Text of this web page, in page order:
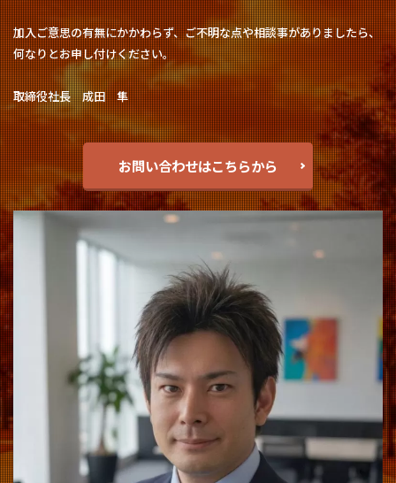
加入ご意思の有無にかかわらず、ご不明な点や相談事がありましたら、
何なりとお申し付けください。
取締役社長 成田 隼
お問い合わせはこちらから